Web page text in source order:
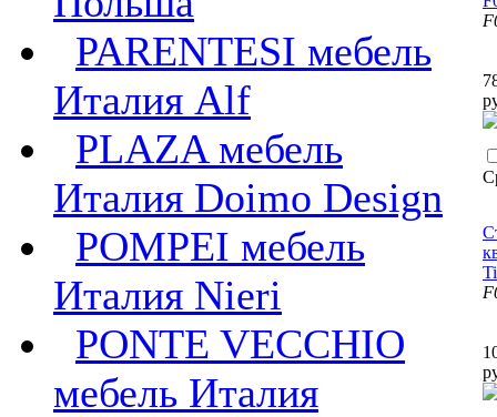
PARENTESI мебель
Италия Alf
PLAZA мебель
Италия Doimo Design
POMPEI мебель
Италия Nieri
PONTE VECCHIO
мебель Италия